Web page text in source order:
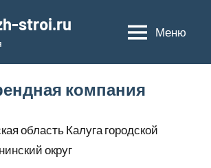
stroi.ru Меню
компания
область Калуга городской
округ